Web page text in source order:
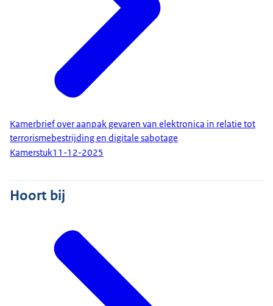
Kamerbrief over aanpak gevaren van elektronica in relatie tot
terrorismebestrijding en digitale sabotage
Kamerstuk11-12-2025
Hoort bij